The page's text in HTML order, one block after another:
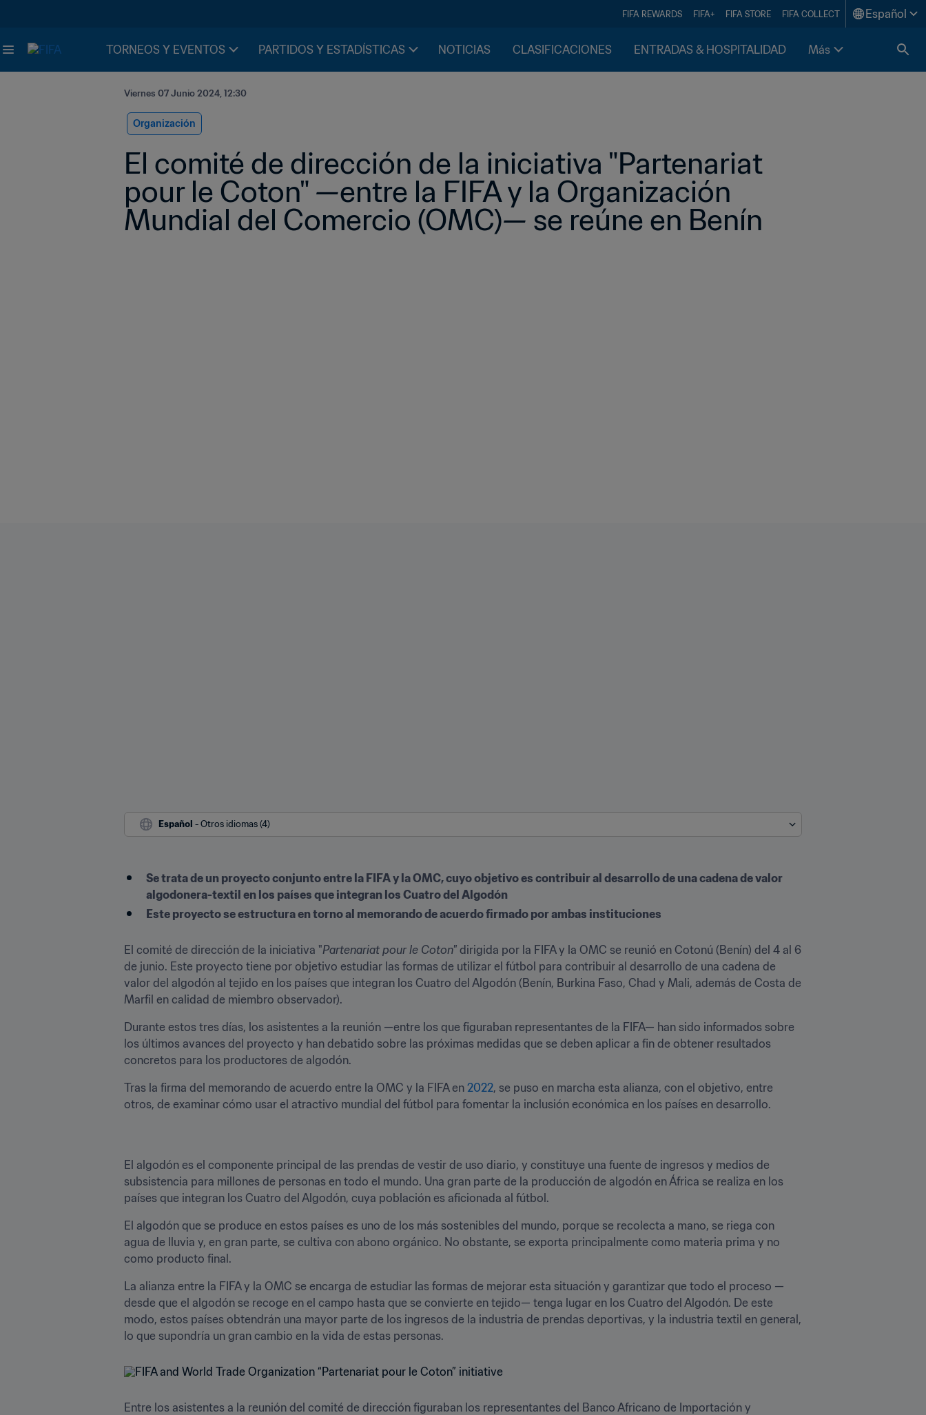
FIFA REWARDS FIFA+ FIFA STORE FIFA COLLECT Español
TORNEOS Y EVENTOS PARTIDOS Y ESTADÍSTICAS NOTICIAS CLASIFICACIONES ENTRADAS & HOSPITALIDAD Más
Viernes 07 Junio 2024, 12:30
Organización
El comité de dirección de la iniciativa "Partenariat
pour le Coton" —entre la FIFA y la Organización
Mundial del Comercio (OMC)— se reúne en Benín
Español - Otros idiomas (4)
Se trata de un proyecto conjunto entre la FIFA y la OMC, cuyo objetivo es contribuir al desarrollo de una cadena de valor
algodonera-textil en los países que integran los Cuatro del Algodón
Este proyecto se estructura en torno al memorando de acuerdo firmado por ambas instituciones
El comité de dirección de la iniciativa "Partenariat pour le Coton" dirigida por la FIFA y la OMC se reunió en Cotonú (Benín) del 4 al 6
de junio. Este proyecto tiene por objetivo estudiar las formas de utilizar el fútbol para contribuir al desarrollo de una cadena de
valor del algodón al tejido en los países que integran los Cuatro del Algodón (Benín, Burkina Faso, Chad y Mali, además de Costa de
Marfil en calidad de miembro observador).
Durante estos tres días, los asistentes a la reunión —entre los que figuraban representantes de la FIFA— han sido informados sobre
los últimos avances del proyecto y han debatido sobre las próximas medidas que se deben aplicar a fin de obtener resultados
concretos para los productores de algodón.
Tras la firma del memorando de acuerdo entre la OMC y la FIFA en 2022, se puso en marcha esta alianza, con el objetivo, entre
otros, de examinar cómo usar el atractivo mundial del fútbol para fomentar la inclusión económica en los países en desarrollo.
El algodón es el componente principal de las prendas de vestir de uso diario, y constituye una fuente de ingresos y medios de
subsistencia para millones de personas en todo el mundo. Una gran parte de la producción de algodón en África se realiza en los
países que integran los Cuatro del Algodón, cuya población es aficionada al fútbol.
El algodón que se produce en estos países es uno de los más sostenibles del mundo, porque se recolecta a mano, se riega con
agua de lluvia y, en gran parte, se cultiva con abono orgánico. No obstante, se exporta principalmente como materia prima y no
como producto final.
La alianza entre la FIFA y la OMC se encarga de estudiar las formas de mejorar esta situación y garantizar que todo el proceso —
desde que el algodón se recoge en el campo hasta que se convierte en tejido— tenga lugar en los Cuatro del Algodón. De este
modo, estos países obtendrán una mayor parte de los ingresos de la industria de prendas deportivas, y la industria textil en general,
lo que supondría un gran cambio en la vida de estas personas.
Entre los asistentes a la reunión del comité de dirección figuraban los representantes del Banco Africano de Importación y